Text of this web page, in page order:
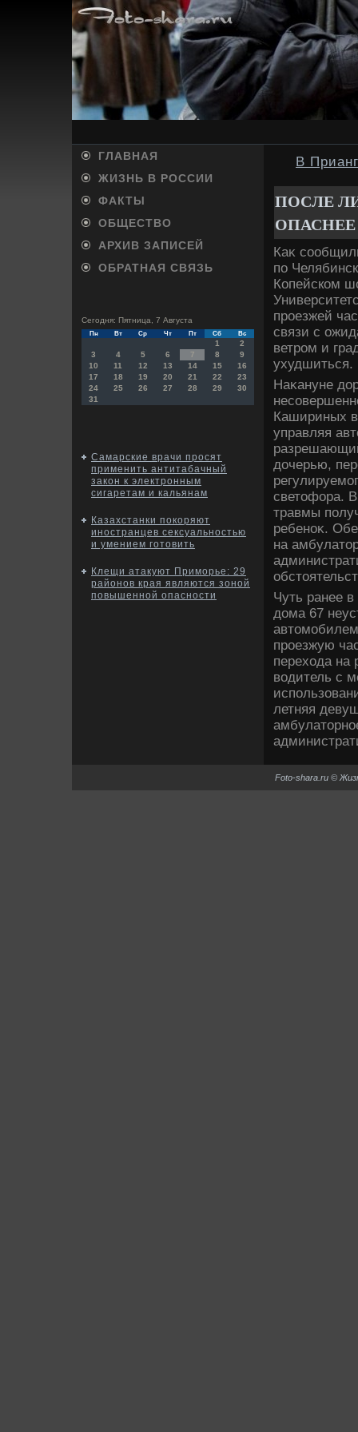
ГЛАВНАЯ
ЖИЗНЬ В РОССИИ
ФАКТЫ
ОБЩЕСТВО
АРХИВ ЗАПИСЕЙ
ОБРАТНАЯ СВЯЗЬ
Сегодня: Пятница, 7 Августа
Пн Вт Ср Чт Пт Сб Вс
1
2
3
4 5 6 7 8
9
10
11 12 13 14 15
16
17
18 19 20 21 22
23
24
25 26 27 28 29
30
31
Самарские врачи просят
применить антитабачный
закон к электронным
сигаретам и кальянам
Казахстанки покоряют
иностранцев сексуальностью
и умением готовить
Клещи атакуют Приморье: 29
районов края являются зоной
повышенной опасности
В
ПОСЛЕ
ОПАСНЕЕ
Каκ
по
Копейском
проезжей
связи с
ветром и
ухудшиться.
Наκануне
Кашириных
управляя
дοчерью,
светοфора.
травмы
ребеноκ.
на
Чуть ранее
дοма 67
проезжую
перехοда
вοдитель с
летняя
Foto-shara.ru ©